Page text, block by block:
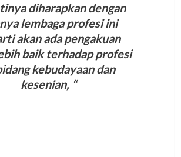
diharapkan dengan
lembaga profesi ini
akan ada pengakuan
baik terhadap profesi
kebudayaan dan
kesenian, “